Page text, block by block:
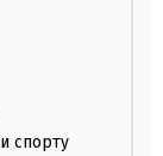
спорту